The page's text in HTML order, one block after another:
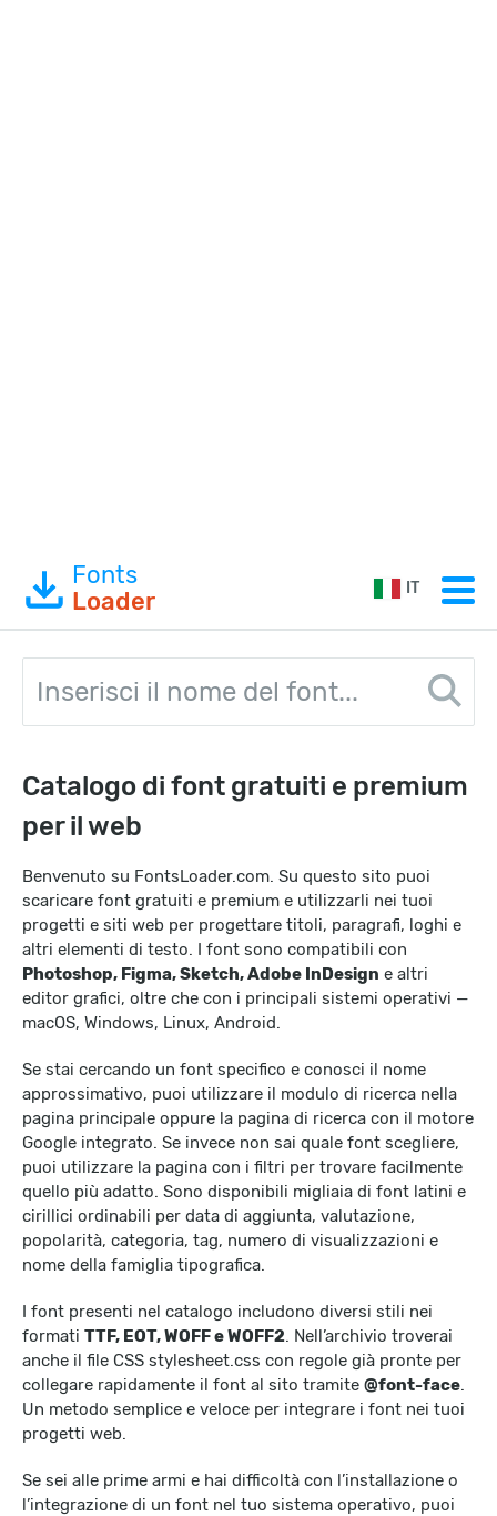
Fonts
Loader
IT
Catalogo di font gratuiti e premium
per il web
Benvenuto su FontsLoader.com. Su questo sito puoi
scaricare font gratuiti e premium e utilizzarli nei tuoi
progetti e siti web per progettare titoli, paragrafi, loghi e
altri elementi di testo. I font sono compatibili con
Photoshop, Figma, Sketch, Adobe InDesign e altri
editor grafici, oltre che con i principali sistemi operativi —
macOS, Windows, Linux, Android.
Se stai cercando un font specifico e conosci il nome
approssimativo, puoi utilizzare il modulo di ricerca nella
pagina principale oppure la pagina di ricerca con il motore
Google integrato. Se invece non sai quale font scegliere,
puoi utilizzare la pagina con i filtri per trovare facilmente
quello più adatto. Sono disponibili migliaia di font latini e
cirillici ordinabili per data di aggiunta, valutazione,
popolarità, categoria, tag, numero di visualizzazioni e
nome della famiglia tipografica.
I font presenti nel catalogo includono diversi stili nei
formati TTF, EOT, WOFF e WOFF2. Nell’archivio troverai
anche il file CSS stylesheet.css con regole già pronte per
collegare rapidamente il font al sito tramite @font-face.
Un metodo semplice e veloce per integrare i font nei tuoi
progetti web.
Se sei alle prime armi e hai difficoltà con l’installazione o
l’integrazione di un font nel tuo sistema operativo, puoi